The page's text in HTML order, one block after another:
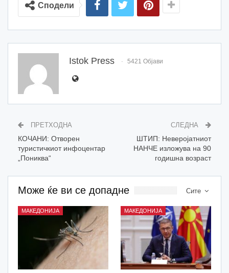
Сподели
Istok Press 5421 Објави
ПРЕТХОДНА
КОЧАНИ: Отворен
туристичкиот инфоцентар
„Пониква“
СЛЕДНА
ШТИП: Неверојатниот
НАНЧЕ изложува на 90
годишна возраст
Сите
Може ќе ви се допадне
МАКЕДОНИЈА МАКЕДОНИЈА